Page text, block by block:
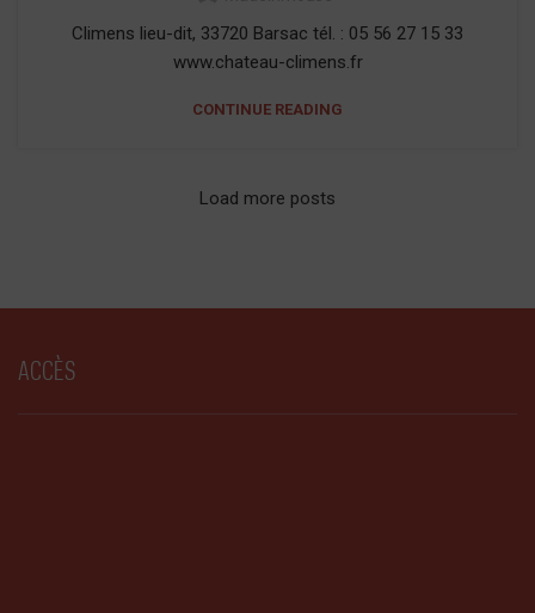
Climens lieu-dit, 33720 Barsac tél. : 05 56 27 15 33
www.chateau-climens.fr
CONTINUE READING
Load more posts
ACCÈS